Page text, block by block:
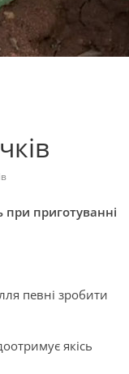
приготуванні
певні зробити
якісь